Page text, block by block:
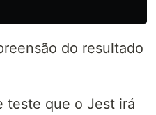
do resultado
teste que o Jest irá